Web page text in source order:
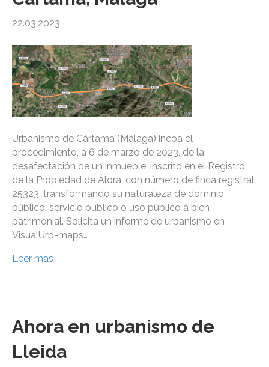
22.03.2023
Urbanismo de Cártama (Málaga) incoa el
procedimiento, a 6 de marzo de 2023, de la
desafectación de un inmueble, inscrito en el Registro
de la Propiedad de Álora, con número de finca registral
25323, transformando su naturaleza de dominio
público, servicio público o uso público a bien
patrimonial. Solicita un informe de urbanismo en
VisualUrb-maps…
Leer más
Ahora en urbanismo de
Lleida